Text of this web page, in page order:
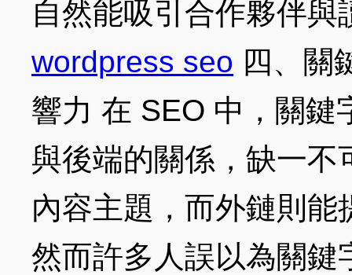
自然能吸引合作夥伴
wordpress seo 四、關
響力 在 SEO 中，關鍵
與後端的關係，缺一不
內容主題，而外鏈則
然而許多人誤以為關鍵